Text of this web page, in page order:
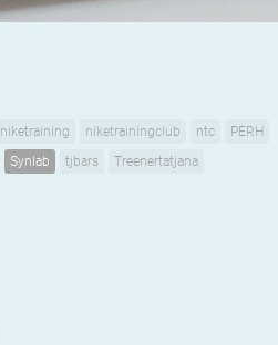
niketraining niketrainingclub ntc
PERH
Synlab tjbars
Treenertatjana